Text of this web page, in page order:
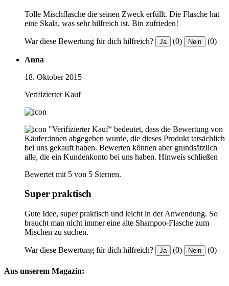
Tolle Mischflasche die seinen Zweck erfüllt. Die Flasche hat
eine Skala, was sehr hilfreich ist. Bin zufrieden!
War diese Bewertung für dich hilfreich? Ja (0) Nein (0)
Anna
18. Oktober 2015
Verifizierter Kauf
"Verifizierter Kauf“ bedeutet, dass die Bewertung von
Käufer:innen abgegeben wurde, die dieses Produkt tatsächlich
bei uns gekauft haben. Bewerten können aber grundsätzlich
alle, die ein Kundenkonto bei uns haben. Hinweis schließen
Bewertet mit 5 von 5 Sternen.
Super praktisch
Gute Idee, super praktisch und leicht in der Anwendung. So
braucht man nicht immer eine alte Shampoo-Flasche zum
Mischen zu suchen.
War diese Bewertung für dich hilfreich? Ja (0) Nein (0)
Aus unserem Magazin: